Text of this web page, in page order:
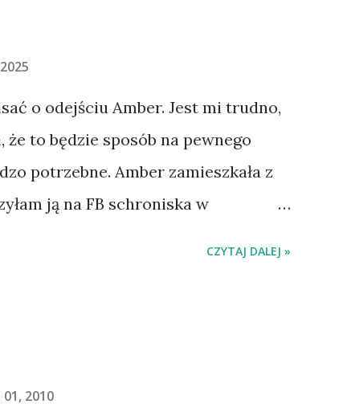
o odejściu Amber. Jest mi trudno,
że to będzie sposób na pewnego
potrzebne. Amber zamieszkała z
ją na FB schroniska w
już nieco okrzepliśmy w
i kotami, pojawił się pomysł
CZYTAJ DALEJ »
2010